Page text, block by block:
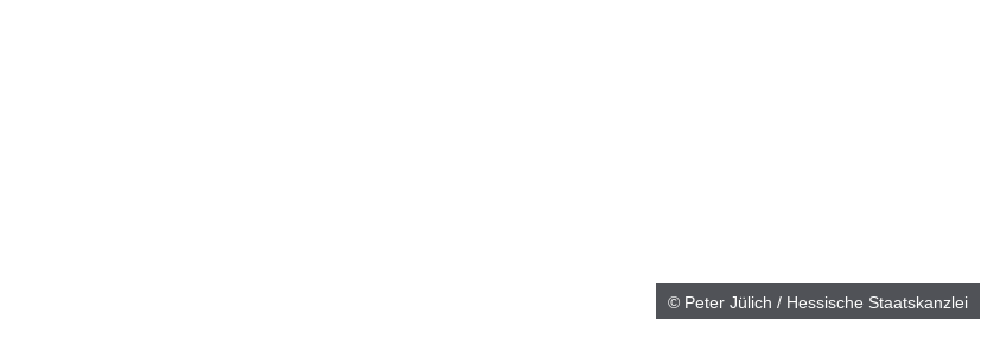
© Peter Jülich / Hessische Staatskanzlei